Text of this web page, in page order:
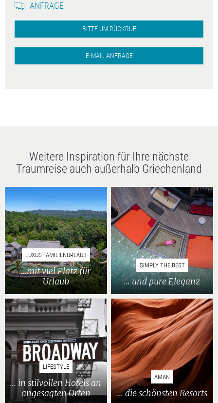
ANFRAGE
BITTE UM RÜCKRUF
E-MAIL ANFRAGE
Weitere Inspiration für Ihre nächste
Traumreise auch außerhalb Griechenland
LUXUS FAMILIENURLAUB
...mit viel Platz für
Urlaub
SIMPLY THE BEST
... und pure Eleganz
LIFESTYLE
... in stilvollen Hotels an
angesagten Orten
AMAN
... die schönsten Resorts